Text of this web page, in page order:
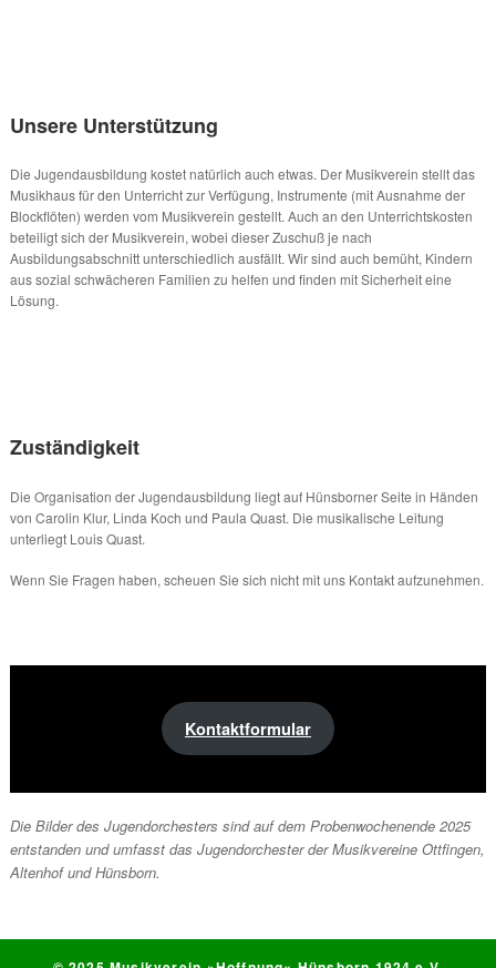
Unsere Unterstützung
Die Jugendausbildung kostet natürlich auch etwas. Der Musikverein stellt das
Musikhaus für den Unterricht zur Verfügung, Instrumente (mit Ausnahme der
Blockflöten) werden vom Musikverein gestellt. Auch an den Unterrichtskosten
beteiligt sich der Musikverein, wobei dieser Zuschuß je nach
Ausbildungsabschnitt unterschiedlich ausfällt. Wir sind auch bemüht, Kindern
aus sozial schwächeren Familien zu helfen und finden mit Sicherheit eine
Lösung.
Zuständigkeit
Die Organisation der Jugendausbildung liegt auf Hünsborner Seite in Händen
von Carolin Klur, Linda Koch und Paula Quast. Die musikalische Leitung
unterliegt Louis Quast.
Wenn Sie Fragen haben, scheuen Sie sich nicht mit uns Kontakt aufzunehmen.
Kontaktformular
Die Bilder des Jugendorchesters sind auf dem Probenwochenende 2025
entstanden und umfasst das Jugendorchester der Musikvereine Ottfingen,
Altenhof und Hünsborn.